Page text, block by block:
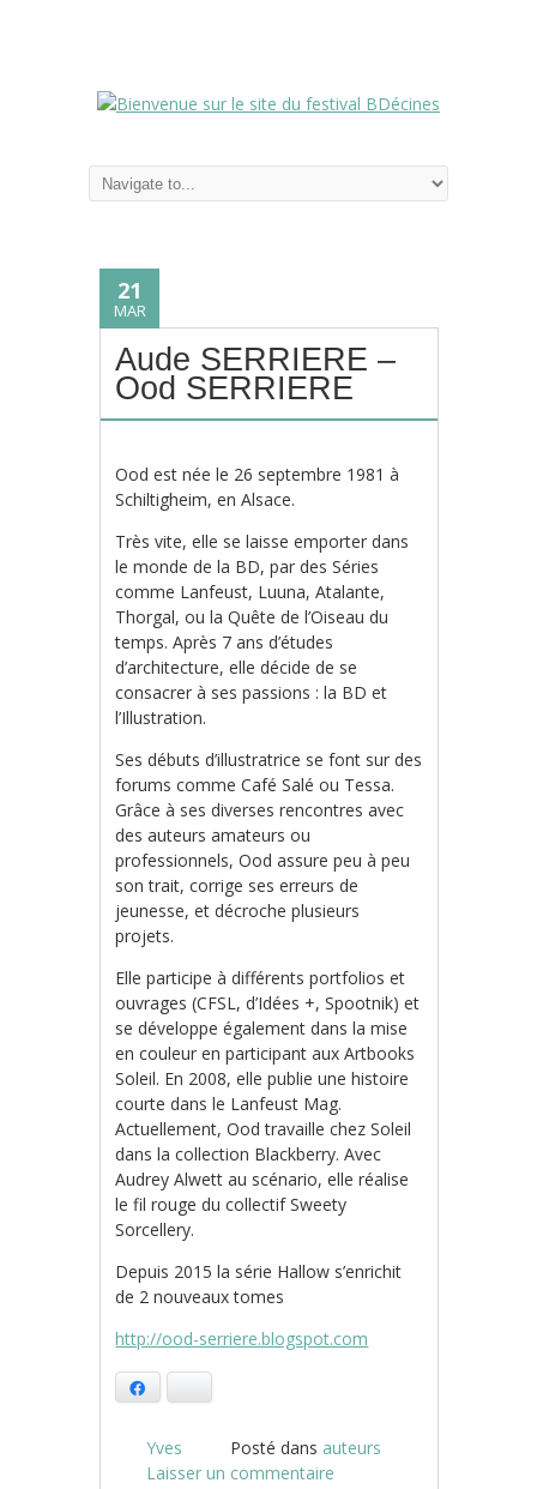
21
MAR
Aude SERRIERE –
Ood SERRIERE
Ood est née le 26 septembre 1981 à
Schiltigheim, en Alsace.
Très vite, elle se laisse emporter dans
le monde de la BD, par des Séries
comme Lanfeust, Luuna, Atalante,
Thorgal, ou la Quête de l’Oiseau du
temps. Après 7 ans d’études
d’architecture, elle décide de se
consacrer à ses passions : la BD et
l’Illustration.
Ses débuts d’illustratrice se font sur des
forums comme Café Salé ou Tessa.
Grâce à ses diverses rencontres avec
des auteurs amateurs ou
professionnels, Ood assure peu à peu
son trait, corrige ses erreurs de
jeunesse, et décroche plusieurs
projets.
Elle participe à différents portfolios et
ouvrages (CFSL, d’Idées +, Spootnik) et
se développe également dans la mise
en couleur en participant aux Artbooks
Soleil. En 2008, elle publie une histoire
courte dans le Lanfeust Mag.
Actuellement, Ood travaille chez Soleil
dans la collection Blackberry. Avec
Audrey Alwett au scénario, elle réalise
le fil rouge du collectif Sweety
Sorcellery.
Depuis 2015 la série Hallow s’enrichit
de 2 nouveaux tomes
http://ood-serriere.blogspot.com
Yves Posté dans auteurs
Laisser un commentaire